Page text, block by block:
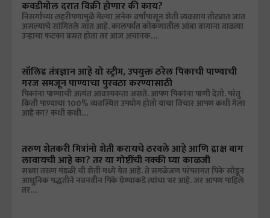
कवडीमोल दरात विक्री होणार की काय?
निसर्गाच्या लहरीपणामुळे गेल्या अनेक वर्षांपासून शेती व्यवसाय तोट्यात जात
असल्याचे सांगितले जात आहे. कालपर्यंत कोकणातील आंबा बागाना वाढत्या
उन्हाचा फटका बसत होता तर आज अचानक…
सॉलिड तंत्रज्ञान आहे ग्रो स्ट्रीम, उपयुक्त ठरेल पिकाची पाण्याची
गरज समजून पाण्याचा पुरवठा करण्यासाठी
पिकांना पाण्याची अत्यंत आवश्यकता असते. आपण पिकांना पाणी देतो. परंतु
किती पाण्याचा 100% व्यवस्थित उपयोग होतो याचा विचार आपण कधी गेला
आहे का? कधी कधी…
तरुण शेतकरी मित्रांनो शेती करायचे ठरवले आहे आणि द्राक्ष बाग
लावायची आहे का? तर या गोष्टींची नक्की घ्या काळजी
सध्या तरुण मंडळी ची शेती मध्ये येत आहे. ते सगळेजण परंपरागत पिके सोडून
आधुनिक पद्धतीने नवनवीन पिके घेण्याकडे त्यांचा भर आहे. जर आपण पाहिले
तर…